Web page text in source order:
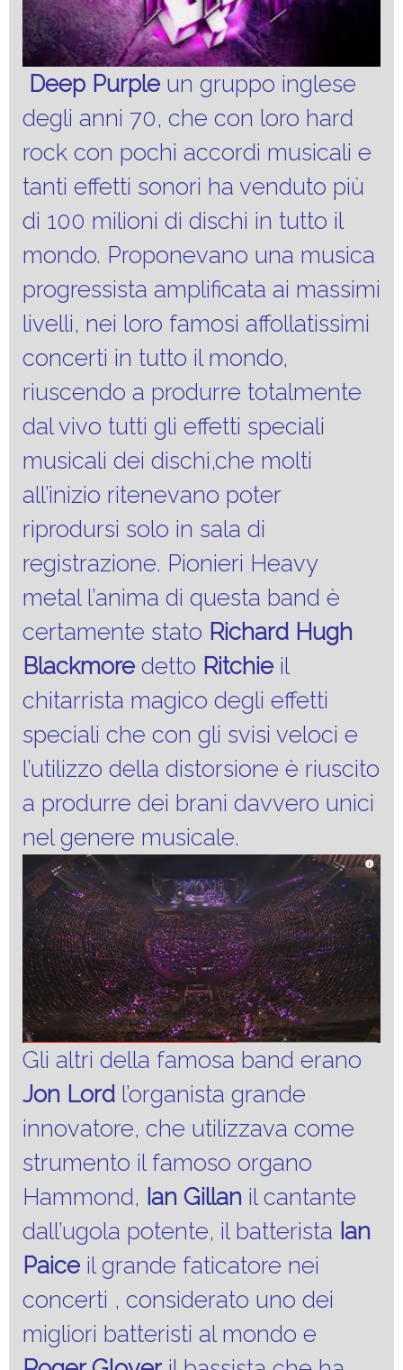
Deep Purple un gruppo inglese
degli anni 70, che con loro hard
rock con pochi accordi musicali e
tanti effetti sonori ha venduto più
di 100 milioni di dischi in tutto il
mondo. Proponevano una musica
progressista amplificata ai massimi
livelli, nei loro famosi affollatissimi
concerti in tutto il mondo,
riuscendo a produrre totalmente
dal vivo tutti gli effetti speciali
musicali dei dischi,che molti
all’inizio ritenevano poter
riprodursi solo in sala di
registrazione. Pionieri Heavy
metal l’anima di questa band è
certamente stato Richard Hugh
Blackmore detto Ritchie il
chitarrista magico degli effetti
speciali che con gli svisi veloci e
l’utilizzo della distorsione è riuscito
a produrre dei brani davvero unici
nel genere musicale.
Gli altri della famosa band erano
Jon Lord l’organista grande
innovatore, che utilizzava come
strumento il famoso organo
Hammond, Ian Gillan il cantante
dall’ugola potente, il batterista Ian
Paice il grande faticatore nei
concerti , considerato uno dei
migliori batteristi al mondo e